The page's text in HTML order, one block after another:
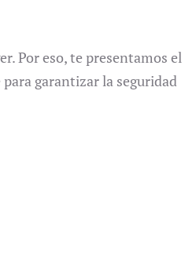
Por eso, te presentamos el
garantizar la seguridad